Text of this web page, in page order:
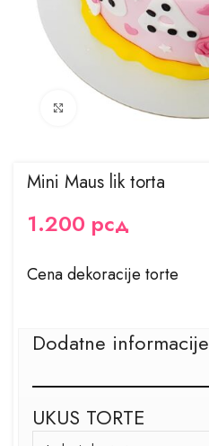
Kliknite za uvećanje
Mini Maus lik torta
1.200 рсд
Cena dekoracije torte
Dodatne informacije
UKUS TORTE